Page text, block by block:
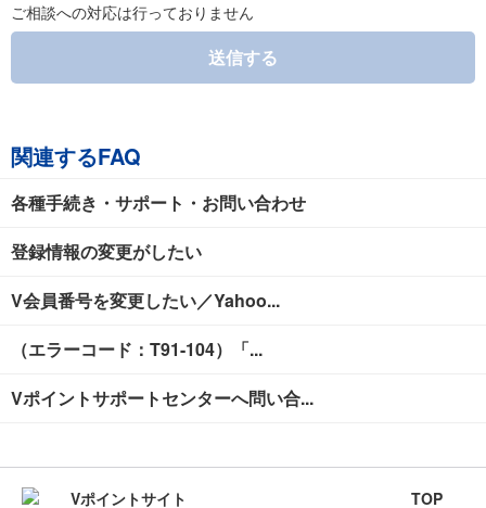
ご相談への対応は行っておりません
送信する
関連するFAQ
各種手続き・サポート・お問い合わせ
登録情報の変更がしたい
V会員番号を変更したい／Yahoo...
（エラーコード：T91-104）「...
Vポイントサポートセンターへ問い合...
TOP